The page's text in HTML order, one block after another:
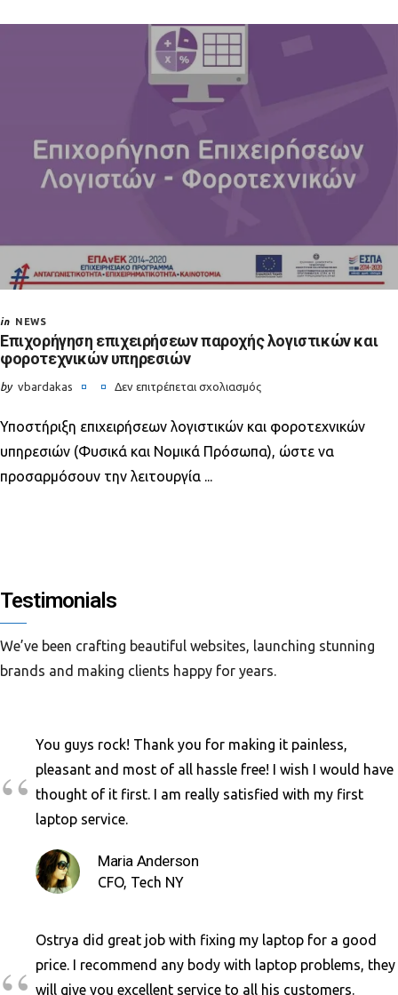
in NEWS
Επιχορήγηση επιχειρήσεων παροχής λογιστικών και
φοροτεχνικών υπηρεσιών
by vbardakas
Δεν επιτρέπεται σχολιασμός
Επιχορήγηση
επιχειρήσεων
Υποστήριξη επιχειρήσεων λογιστικών και φοροτεχνικών
υπηρεσιών (Φυσικά και Νομικά Πρόσωπα), ώστε να
προσαρμόσουν την λειτουργία ...
Testimonials
We’ve been crafting beautiful websites, launching stunning
brands and making clients happy for years.
You guys rock! Thank you for making it painless,
pleasant and most of all hassle free! I wish I would have
thought of it first. I am really satisfied with my first
laptop service.
Maria Anderson
CFO, Tech NY
Ostrya did great job with fixing my laptop for a good
price. I recommend any body with laptop problems, they
will give you excellent service to all his customers.